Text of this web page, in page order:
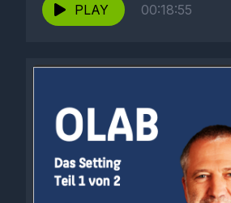
PLAY
00:18:55